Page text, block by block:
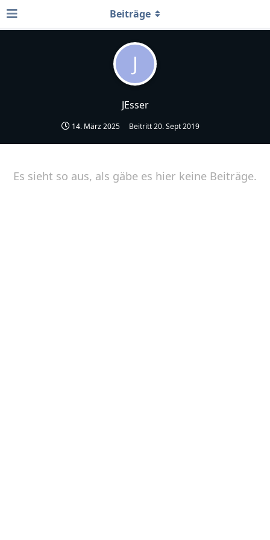
J
JEsser
14. März 2025 Beitritt20. Sept 2019
Beiträge
Es sieht so aus, als gäbe es hier keine Beiträge.